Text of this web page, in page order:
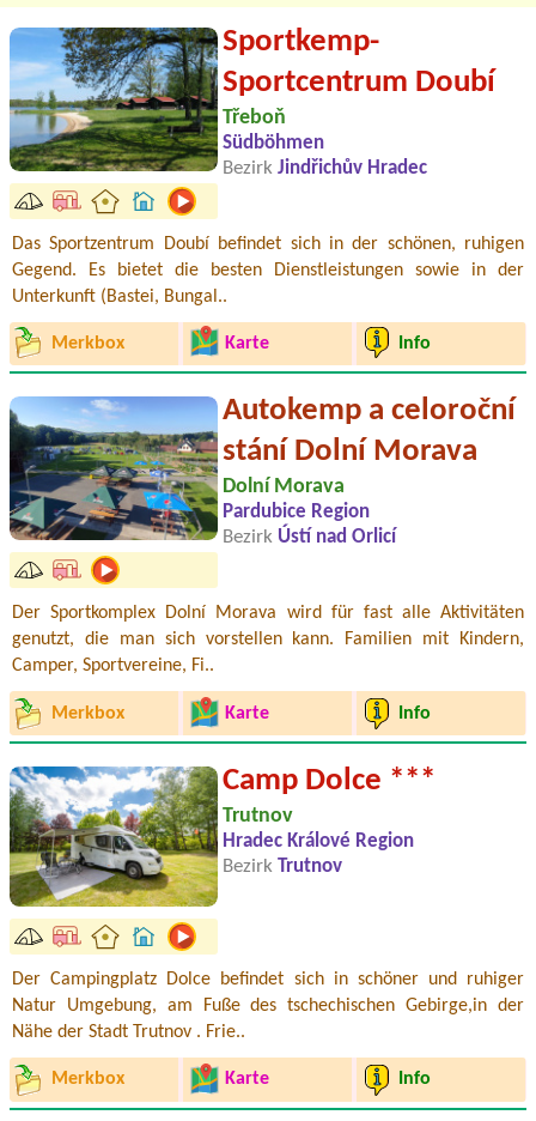
Sportkemp-
Sportcentrum Doubí
Třeboň
Südböhmen
Bezirk Jindřichův Hradec
Das Sportzentrum Doubí befindet sich in der schönen, ruhigen
Gegend. Es bietet die besten Dienstleistungen sowie in der
Unterkunft (Bastei, Bungal..
Merkbox Karte Info
Autokemp a celoroční
stání Dolní Morava
Dolní Morava
Pardubice Region
Bezirk Ústí nad Orlicí
Der Sportkomplex Dolní Morava wird für fast alle Aktivitäten
genutzt, die man sich vorstellen kann. Familien mit Kindern,
Camper, Sportvereine, Fi..
Merkbox Karte Info
Camp Dolce ***
Trutnov
Hradec Králové Region
Bezirk
Trutnov
Der Campingplatz Dolce befindet sich in schöner und ruhiger
Natur Umgebung, am Fuße des tschechischen Gebirge,in der
Nähe der Stadt Trutnov . Frie..
Merkbox Karte Info